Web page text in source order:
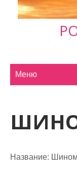
Меню
Название: